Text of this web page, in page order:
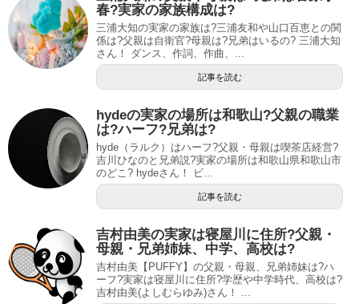
春?実家の家族構成は?
三浦大知の実家の家族は?三浦友和や山口百恵との関
係は?父親は自衛官?母親は?兄弟はいるの? 三浦大知
さん！ ダンス、作詞、作曲、...
記事を読む
hydeの実家の場所は和歌山?父親の職業
は?ハーフ?兄弟は?
hyde（ラルク）はハーフ?父親・母親は喫茶店経営?
吉川ひなのと兄弟説?実家の場所は和歌山県和歌山市
のどこ? hydeさん！ ビ...
記事を読む
吉村由美の実家は寝屋川に住所?父親・
母親・兄弟姉妹、中学、高校は?
吉村由美【PUFFY】の父親・母親、兄弟姉妹は?ハ
ーフ?実家は寝屋川に住所?学歴や中学時代、高校は?
吉村由美(よしむらゆみ)さん！ ...